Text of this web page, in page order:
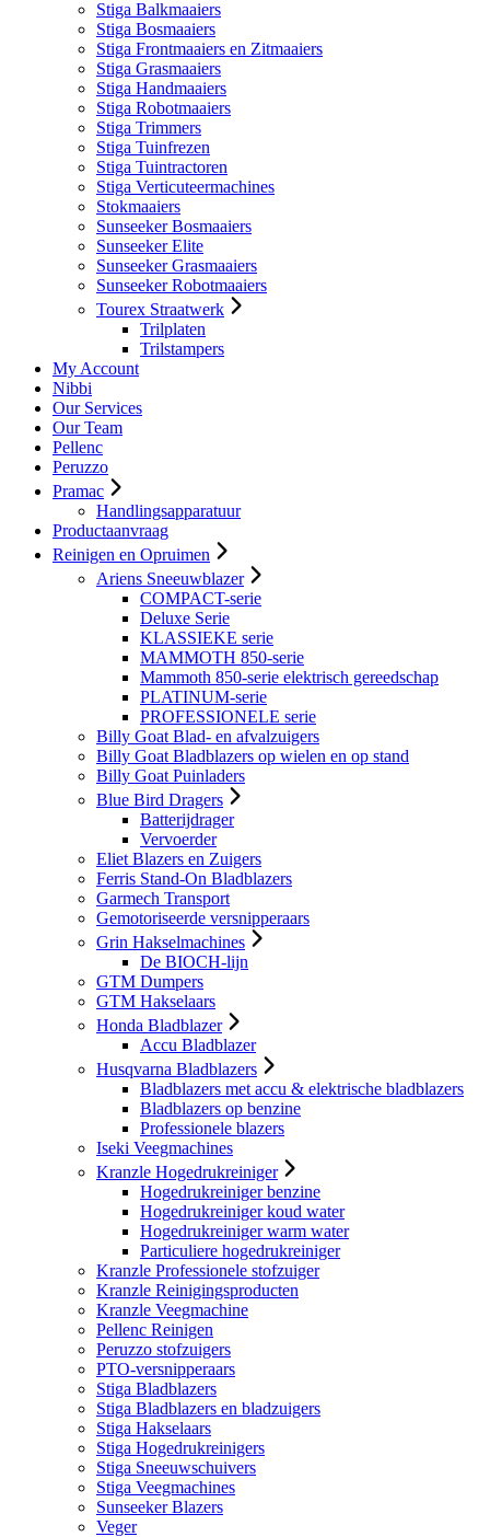
Stiga Balkmaaiers
Stiga Bosmaaiers
Stiga Frontmaaiers en Zitmaaiers
Stiga Grasmaaiers
Stiga Handmaaiers
Stiga Robotmaaiers
Stiga Trimmers
Stiga Tuinfrezen
Stiga Tuintractoren
Stiga Verticuteermachines
Stokmaaiers
Sunseeker Bosmaaiers
Sunseeker Elite
Sunseeker Grasmaaiers
Sunseeker Robotmaaiers
Tourex Straatwerk
Trilplaten
Trilstampers
My Account
Nibbi
Our Services
Our Team
Pellenc
Peruzzo
Pramac
Handlingsapparatuur
Productaanvraag
Reinigen en Opruimen
Ariens Sneeuwblazer
COMPACT-serie
Deluxe Serie
KLASSIEKE serie
MAMMOTH 850-serie
Mammoth 850-serie elektrisch gereedschap
PLATINUM-serie
PROFESSIONELE serie
Billy Goat Blad- en afvalzuigers
Billy Goat Bladblazers op wielen en op stand
Billy Goat Puinladers
Blue Bird Dragers
Batterijdrager
Vervoerder
Eliet Blazers en Zuigers
Ferris Stand-On Bladblazers
Garmech Transport
Gemotoriseerde versnipperaars
Grin Hakselmachines
De BIOCH-lijn
GTM Dumpers
GTM Hakselaars
Honda Bladblazer
Accu Bladblazer
Husqvarna Bladblazers
Bladblazers met accu & elektrische bladblazers
Bladblazers op benzine
Professionele blazers
Iseki Veegmachines
Kranzle Hogedrukreiniger
Hogedrukreiniger benzine
Hogedrukreiniger koud water
Hogedrukreiniger warm water
Particuliere hogedrukreiniger
Kranzle Professionele stofzuiger
Kranzle Reinigingsproducten
Kranzle Veegmachine
Pellenc Reinigen
Peruzzo stofzuigers
PTO-versnipperaars
Stiga Bladblazers
Stiga Bladblazers en bladzuigers
Stiga Hakselaars
Stiga Hogedrukreinigers
Stiga Sneeuwschuivers
Stiga Veegmachines
Sunseeker Blazers
Veger